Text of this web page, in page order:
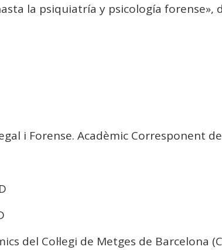
la psiquiatría y psicología forense»,
i Forense. Acadèmic Corresponent de
del Col·legi de Metges de Barcelona